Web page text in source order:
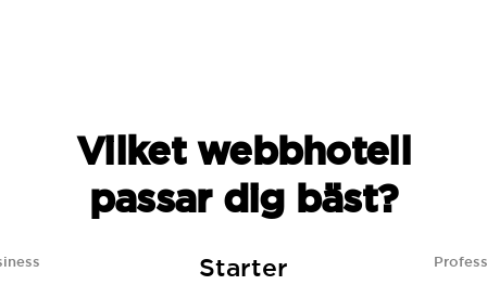
Vilket webbhotell
passar dig bäst?
Starter